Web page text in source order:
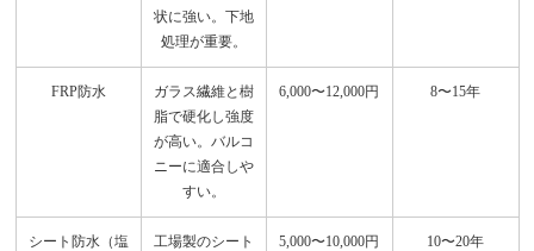
状に強い。下地
処理が重要。
FRP防水
ガラス繊維と樹
脂で硬化し強度
が高い。バルコ
ニーに適合しや
すい。
6,000〜12,000円 8〜15年
シート防水（塩
工場製のシート
5,000〜10,000円 10〜20年